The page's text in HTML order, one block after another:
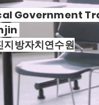
Government
지방자치연수원